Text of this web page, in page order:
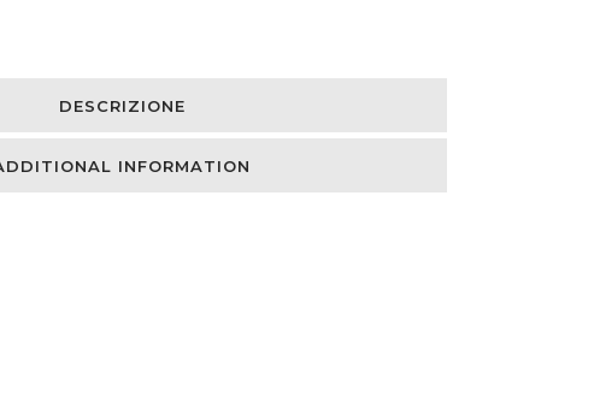
DESCRIZIONE
INFORMATION